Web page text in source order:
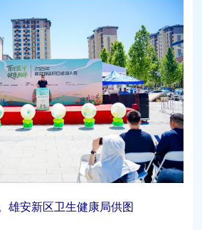
雄安新区卫生健康局供图